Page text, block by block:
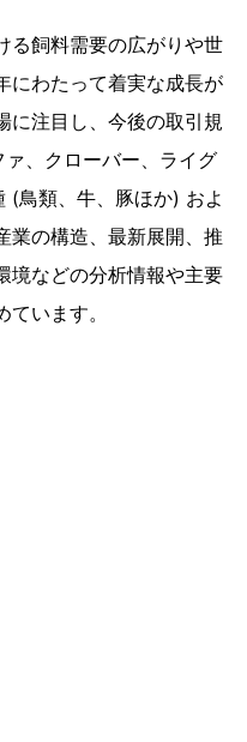
る飼料需要の広がりや世
にわたって着実な成長が
に注目し、今後の取引規
、クローバー、ライグ
(鳥類、牛、豚ほか) およ
業の構造、最新展開、推
境などの分析情報や主要
います。